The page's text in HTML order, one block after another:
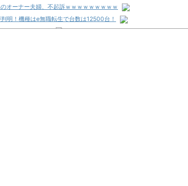
オーナー夫婦、不起訴ｗｗｗｗｗｗｗｗｗ
明！機種はe無職転生で台数は12500台！
が8月16日で閉店